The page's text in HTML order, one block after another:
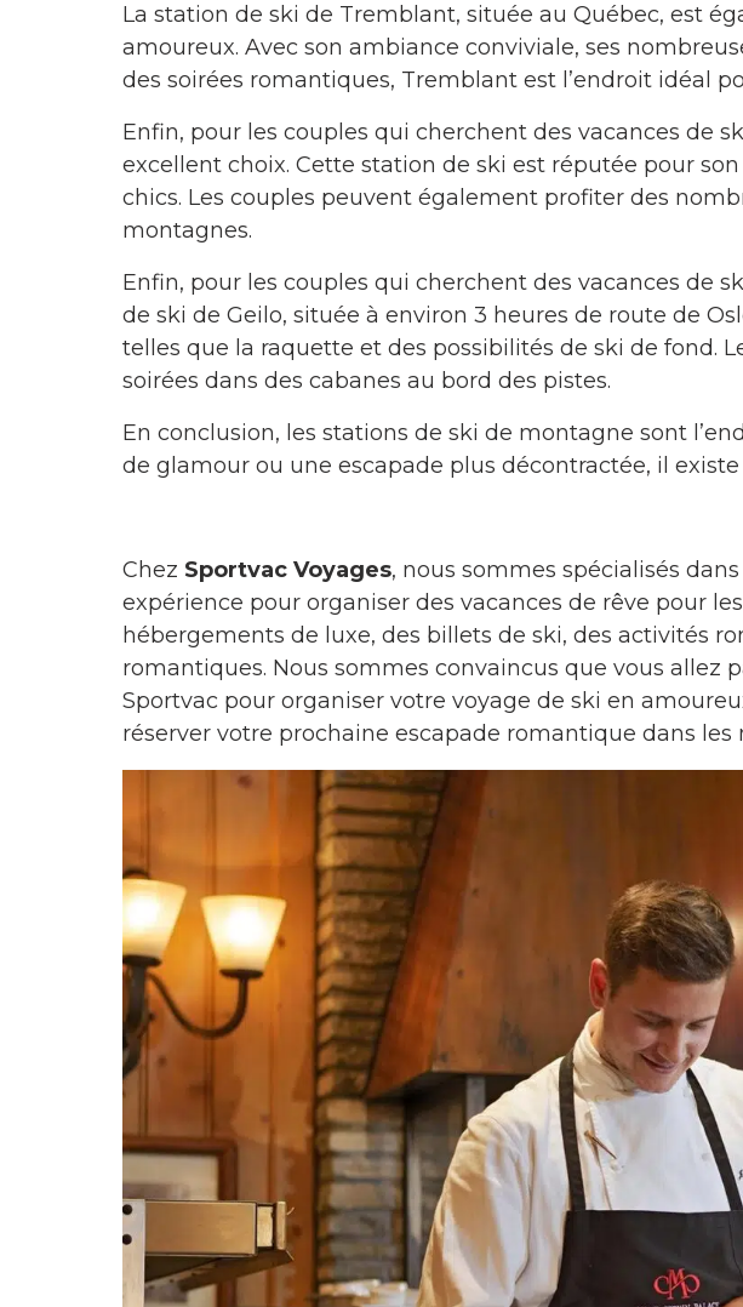
La station de ski de Tremblant, située au Québec, est
amoureux. Avec son ambiance conviviale, ses
des soirées romantiques, Tremblant est l’endroit idéal
Enfin, pour les couples qui cherchent des vacances de
excellent choix. Cette station de ski est réputée pour
chics. Les couples peuvent également profiter des
montagnes.
Enfin, pour les couples qui cherchent des vacances de
de ski de Geilo, située à environ 3 heures de route de
telles que la raquette et des possibilités de ski de fond.
soirées dans des cabanes au bord des pistes.
En conclusion, les stations de ski de montagne sont
de glamour ou une escapade plus décontractée, il
Chez Sportvac Voyages, nous sommes spécialisés
expérience pour organiser des vacances de rêve pour
hébergements de luxe, des billets de ski, des activités
romantiques. Nous sommes convaincus que vous
Sportvac pour organiser votre voyage de ski en
réserver votre prochaine escapade romantique dans les